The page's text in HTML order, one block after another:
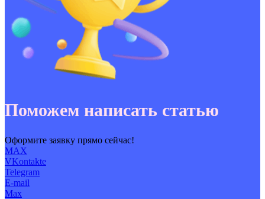
Поможем написать статью
Оформите заявку прямо сейчас!
MAX
VKontakte
Telegram
E-mail
Max